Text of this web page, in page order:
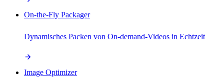
On-the-Fly Packager
Dynamisches Packen von On-demand-Videos in Echtzeit
Image Optimizer